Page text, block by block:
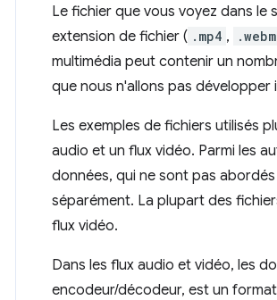
Le fichier que vous voyez dans
extension de fichier ( .mp4 , .webm
multimédia peut contenir un
que nous n'allons pas développer
Les exemples de fichiers utilisés
audio et un flux vidéo. Parmi les
données, qui ne sont pas
séparément. La plupart des
flux vidéo.
Dans les flux audio et vidéo, les
encodeur/décodeur, est un